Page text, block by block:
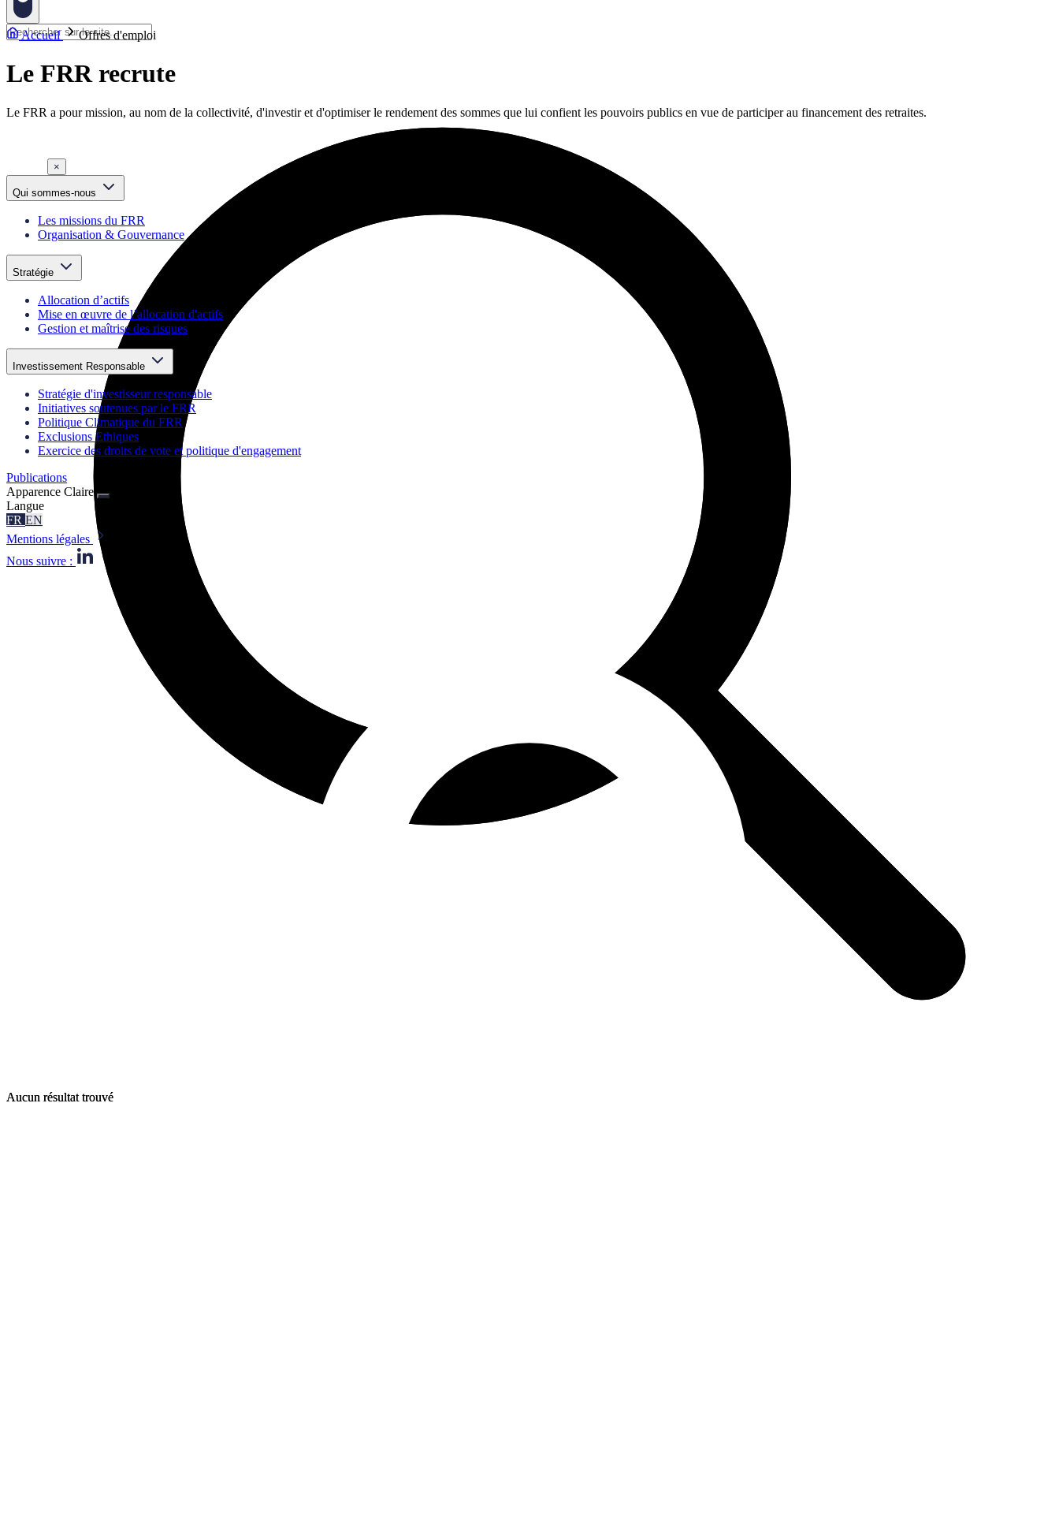
Aucun résultat trouvé
Aucun résultat trouvé
Accueil Offres d'emploi
Le FRR recrute
Le FRR a pour mission, au nom de la collectivité, d'investir et d'optimiser le rendement des sommes que lui confient les pouvoirs publics en vue de participer au financement des retraites.
×
Qui sommes-nous
Les missions du FRR
Organisation & Gouvernance
Stratégie
Allocation d’actifs
Mise en œuvre de l’allocation d'actifs
Gestion et maîtrise des risques
Investissement Responsable
Stratégie d'investisseur responsable
Initiatives soutenues par le FRR
Politique Climatique du FRR
Exclusions Ethiques
Exercice des droits de vote et politique d'engagement
Publications
Apparence Claire
Langue
FR EN
Mentions légales
Nous suivre :